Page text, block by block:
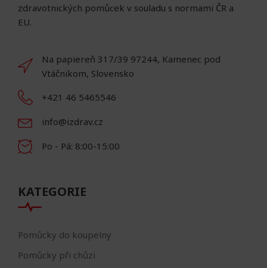
zdravotnických pomůcek v souladu s normami ČR a
EU.
Na papiereň 317/39 97244, Kamenec pod
Vtáčnikom, Slovensko
+421 46 5465546
info@izdrav.cz
Po - Pá: 8:00-15:00
KATEGORIE
Pomůcky do koupelny
Pomůcky při chůzi